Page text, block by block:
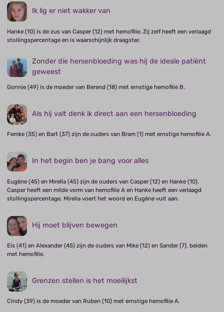
Ik lig er niet wakker van
Hanke (10) is de zus van Casper (12) met hemofilie. Zij zelf heeft een verlaagd
stollingspercentage en is waarschijnlijk draagster.
Zonder die hersenbloeding was hij de ideale patiënt
geweest
Gonnie (49) is de moeder van Berend (18) met ernstige hemofilie B.
Als hij valt denk ik direct aan een hersenbloeding
Femke (35) en Bart (37) zijn de ouders van Bram (1) met ernstige hemofilie A.
In het begin ben je bang voor alles
Eugène (45) en Mirella (45) zijn de ouders van Casper (12) en Hanke (10).
Casper heeft een milde vorm van hemofilie A en Hanke heeft een verlaagd
stollingspercentage. Mirella voert het woord en Eugène vult aan.
Hij moet blijven bewegen
Els (41) en Alexander (45) zijn de ouders van Mike (12) en Sander (7), beiden
met hemofilie.
Grenzen stellen is het moeilijkst
Cindy (39) is de moeder van Ruben (10) met ernstige hemofilie A.